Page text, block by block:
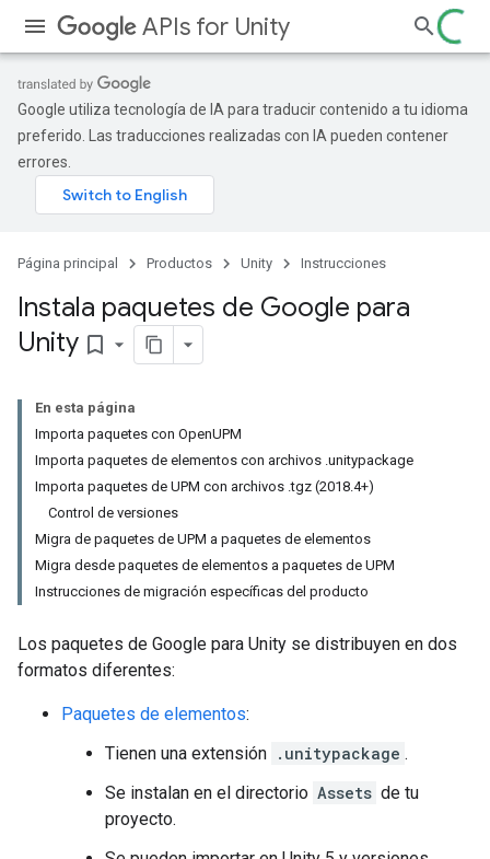
APIs for Unity
Google utiliza tecnología de IA para traducir contenido a tu idioma
preferido. Las traducciones realizadas con IA pueden contener
errores.
Página principal Productos Unity Instrucciones
Instala paquetes de Google para
Unity bookmark_border
En esta página
Importa paquetes con OpenUPM
Importa paquetes de elementos con archivos .unitypackage
Importa paquetes de UPM con archivos .tgz (2018.4+)
Control de versiones
Migra de paquetes de UPM a paquetes de elementos
Migra desde paquetes de elementos a paquetes de UPM
Instrucciones de migración específicas del producto
Los paquetes de Google para Unity se distribuyen en dos
formatos diferentes:
Paquetes de elementos:
Tienen una extensión .unitypackage .
Se instalan en el directorio Assets de tu
proyecto.